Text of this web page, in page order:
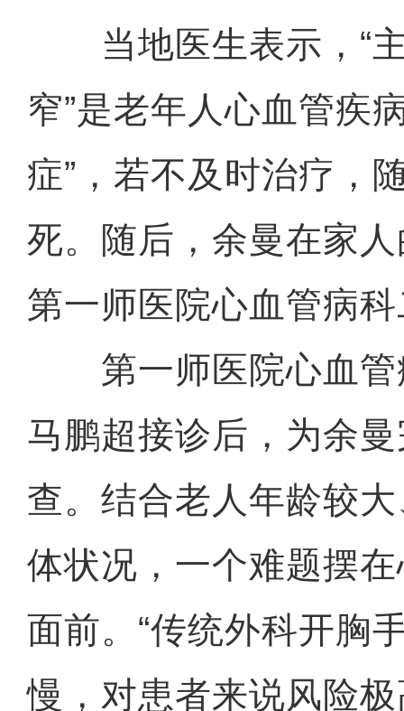
当地医生表示，“主
窄”是老年人心血管疾
症”，若不及时治疗，
死。随后，余曼在家
第一师医院心血管病
第一师医院心血管
马鹏超接诊后，为余
查。结合老人年龄较
体状况，一个难题摆
面前。“传统外科开胸
慢，对患者来说风险